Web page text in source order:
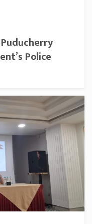
Police